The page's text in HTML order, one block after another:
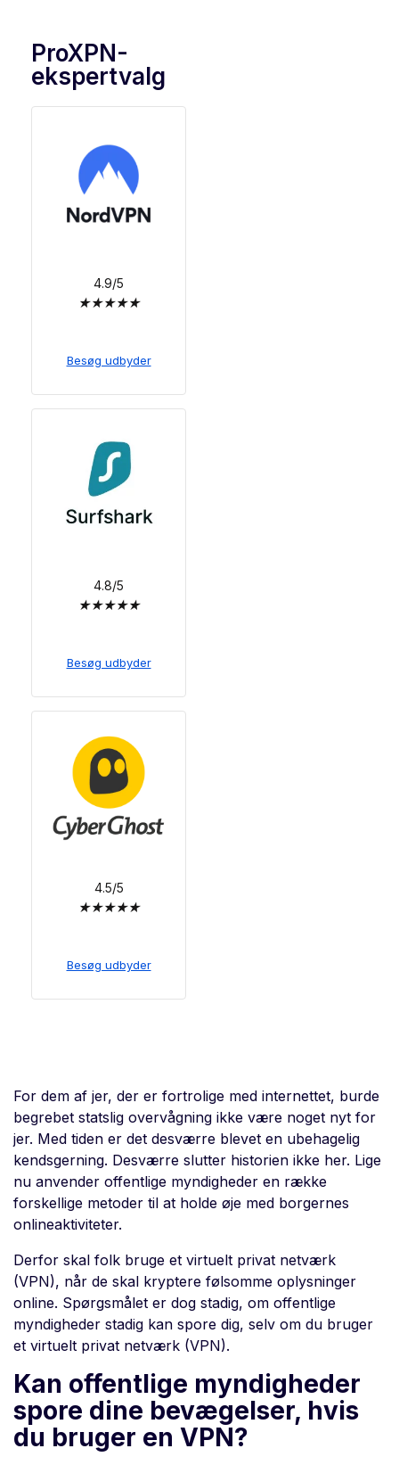
ProXPN-
ekspertvalg
4.9/5
★★★★★
Besøg udbyder
4.8/5
★★★★★
Besøg udbyder
4.5/5
★★★★★
Besøg udbyder
For dem af jer, der er fortrolige med internettet, burde
begrebet statslig overvågning ikke være noget nyt for
jer. Med tiden er det desværre blevet en ubehagelig
kendsgerning. Desværre slutter historien ikke her. Lige
nu anvender offentlige myndigheder en række
forskellige metoder til at holde øje med borgernes
onlineaktiviteter.
Derfor skal folk bruge et virtuelt privat netværk
(VPN), når de skal kryptere følsomme oplysninger
online. Spørgsmålet er dog stadig, om offentlige
myndigheder stadig kan spore dig, selv om du bruger
et virtuelt privat netværk (VPN).
Kan offentlige myndigheder
spore dine bevægelser, hvis
du bruger en VPN?